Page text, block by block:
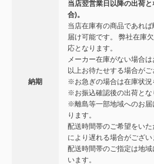
納期
当店翌営業日以降の出荷
合)。
当店在庫有の商品であれ
届け可能です。 弊社在庫
応となります。
メーカー在庫がない場合
以上お待たせする場合がご
※お急ぎの場合は在庫状況
※お振込確認後の出荷とな
※離島等一部地域へのお
ります。
配送時間帯のご希望をい
により遅れる場合がござい
配送時間帯のご指定は地
います。